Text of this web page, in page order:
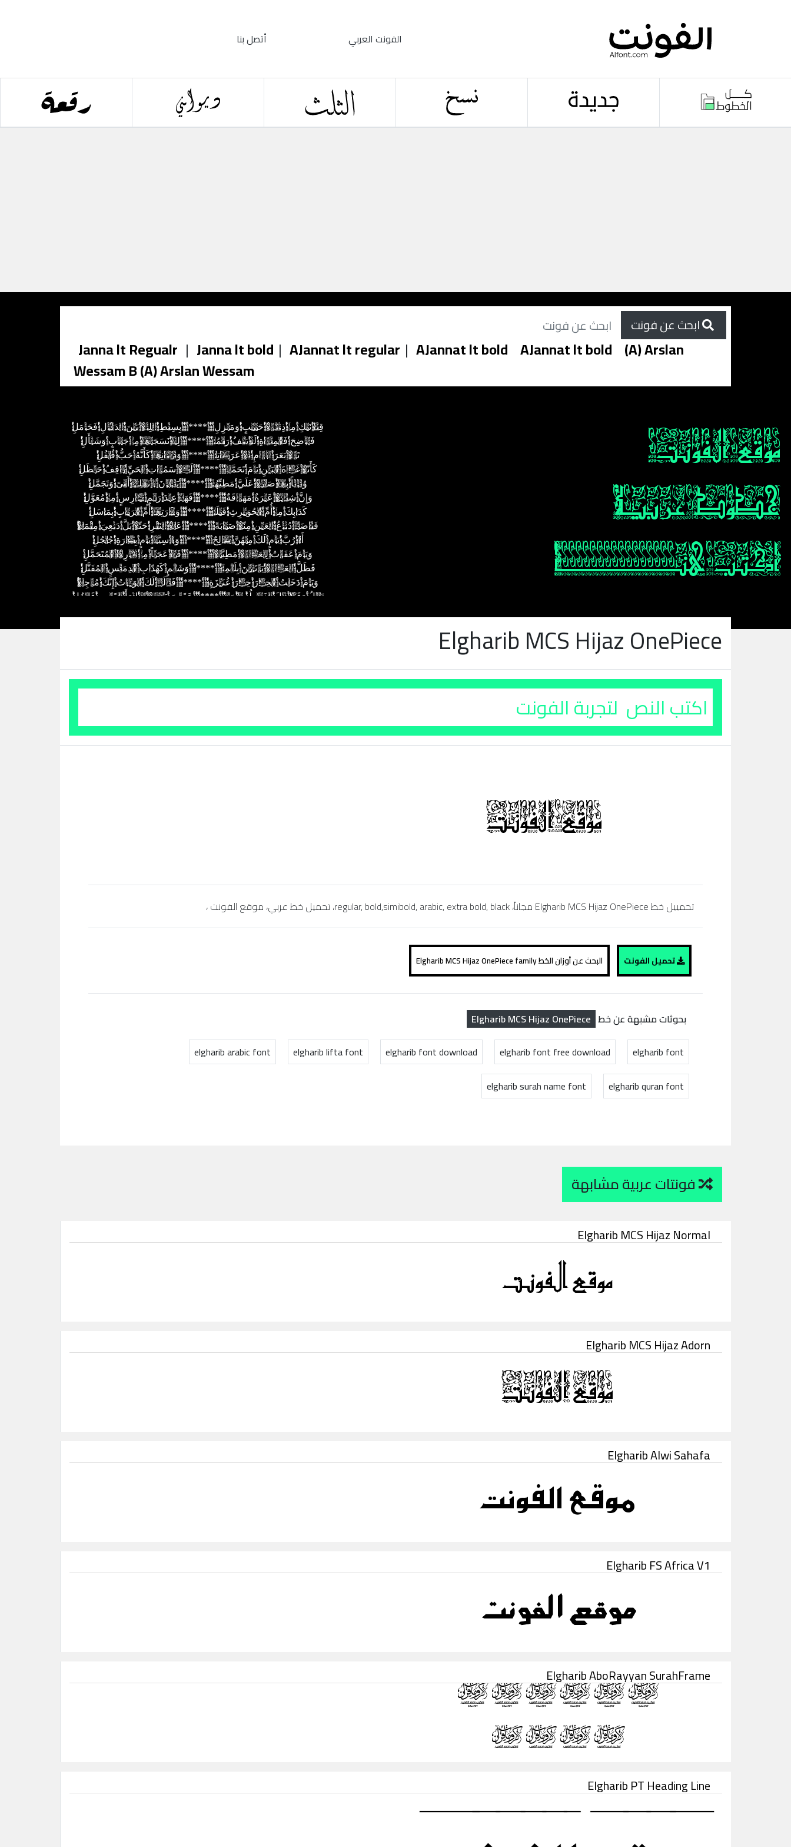
الفونت العربي أتصل بنا
Janna lt Regualr | Janna lt bold | AJannat lt regular | AJannat lt bold AJannat lt bold (A) Arslan
Wessam B (A) Arslan Wessam
Elgharib MCS Hijaz OnePiece
تحمييل خط Elgharib MCS Hijaz OnePiece مجاناً، regular, bold,simibold, arabic, extra bold, black، تحميل خط عربي، موقع الفونت ،
تحميل الفونت البحث عن أوزان الخط Elgharib MCS Hijaz OnePiece family
بحوثات مشبهة عن خط Elgharib MCS Hijaz OnePiece
elgharib font
elgharib font free download
elgharib font download
elgharib lifta font
elgharib arabic font
elgharib quran font
elgharib surah name font
Elgharib MCS Hijaz Normal
Elgharib MCS Hijaz Adorn
Elgharib Alwi Sahafa
Elgharib FS Africa V1
Elgharib AboRayyan SurahFrame
Elgharib PT Heading Line